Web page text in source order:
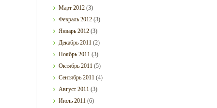
Март2012 (3)
Февраль2012 (3)
Январь2012 (3)
Декабрь2011 (2)
Ноябрь2011 (3)
Октябрь2011 (5)
Сентябрь2011 (4)
Август2011 (3)
Июль2011 (6)